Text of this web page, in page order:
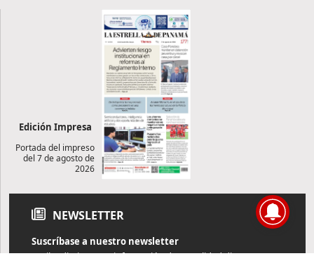
Edición Impresa
Portada del impreso
del 7 de agosto de
2026
NEWSLETTER
Suscríbase a nuestro newsletter